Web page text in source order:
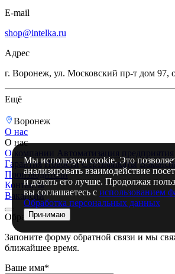
E-mail
shop@intelka.ru
Адрес
г. Воронеж, ул. Московский пр-т дом 97,
Ещё
Воронеж
О нас
О нас
О компании
Автоматизация предприятия
Гарантия Новости Сертификаты
Производители
Контакты
Вакансии
Обратная связь
Запоните форму обратной связи и мы
ближайшее время.
Ваше имя*
Мы используем cookie. Это
анализировать взаимодействие
и делать его лучше. Продолжая
вы соглашаетесь с использованием
Обработка персональных данных
Принимаю